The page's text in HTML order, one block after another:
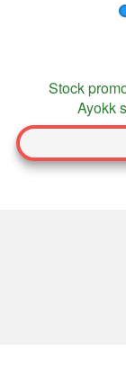
Stock
Ayokk